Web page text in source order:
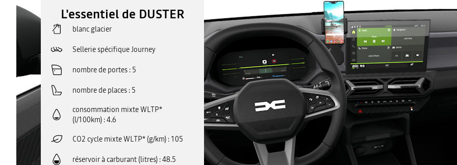
L'essentiel de DUSTER
blanc glacier
Sellerie spécifique Journey
nombre de portes 5
nombre de places 5
consommation mixte WLTP*
(l/100km) 4.6
CO2 cycle mixte WLTP* (g/km) 105
réservoir à carburant (litres) 48.5